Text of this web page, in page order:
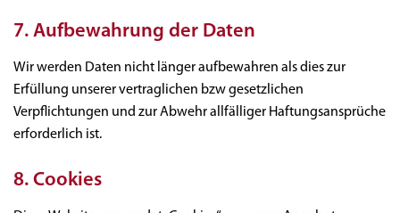
7. Aufbewahrung der Daten
Wir werden Daten nicht länger aufbewahren als dies zur
Erfüllung unserer vertraglichen bzw gesetzlichen
Verpflichtungen und zur Abwehr allfälliger Haftungsansprüche
erforderlich ist.
8. Cookies